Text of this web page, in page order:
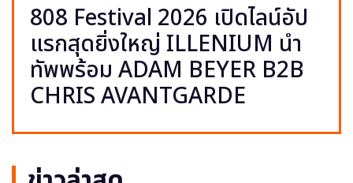
808 Festival 2026 เปิดไลน์อัป
แรกสุดยิ่งใหญ่ ILLENIUM นำ
ทัพพร้อม ADAM BEYER B2B
CHRIS AVANTGARDE